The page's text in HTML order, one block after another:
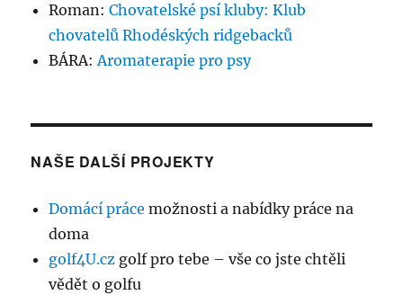
Roman:Chovatelské psí kluby: Klub
chovatelů Rhodéských ridgebacků
BÁRA:Aromaterapie pro psy
NAŠE DALŠÍ PROJEKTY
Domácí práce možnosti a nabídky práce na
doma
golf4U.cz golf pro tebe – vše co jste chtěli
vědět o golfu